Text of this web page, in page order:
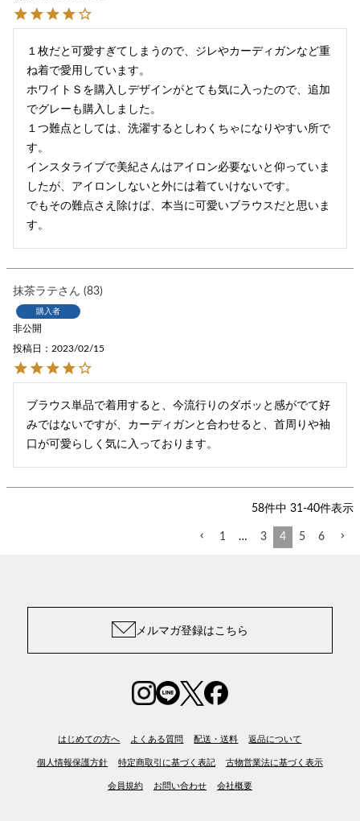
１枚だと可愛すぎてしまうので、ジレやカーディガンなど重
ね着で愛用しています。
ホワイトＳを購入しデザインがとても気に入ったので、追加
でグレーも購入しました。
１つ難点としては、洗濯するとしわくちゃになりやすい所で
す。
インスタライブで美紀さんはアイロン必要ないと仰っていま
したが、アイロンしないと外には着ていけないです。
でもその難点さえ除けば、本当に可愛いブラウスだと思いま
す。
抹茶ラテ 83
購入者
非公開
投稿日 2023/02/15
ブラウス単品で着用すると、今流行りのダボッと感がでて好
みではないですが、カーディガンと合わせると、首周りや袖
口が可愛らしく気に入っております。
58件中 31 -40件表示
1 … 3 4 5 6
メルマガ登録はこちら
はじめての方へ よくある質問 配送・送料 返品について
個人情報保護方針 特定商取引に基づく表記 古物営業法に基づく表示
会員規約 お問い合わせ 会社概要